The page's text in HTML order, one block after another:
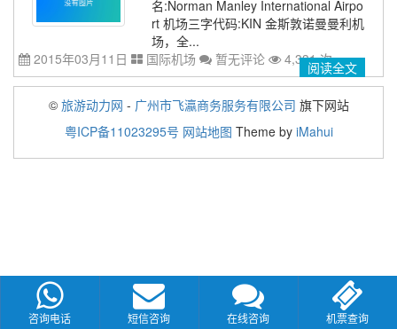
名:Norman Manley International Airpo
rt 机场三字代码:KIN 金斯敦诺曼曼利机
场，全...
2015年03月11日
国际机场 暂无评论 4,331 次阅读全文
© 旅游动力网 - 广州市飞瀛商务服务有限公司 旗下网站
粤ICP备11023295号 网站地图 Theme by iMahui
咨询电话 短信咨询 在线咨询 机票查询